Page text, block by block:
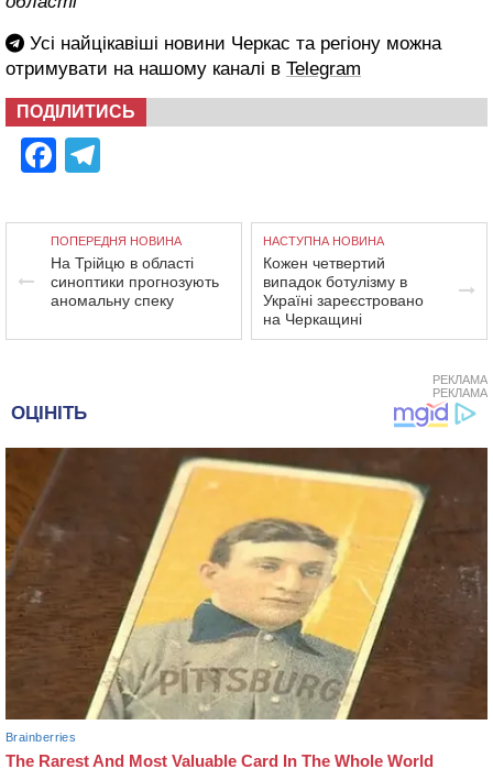
Усі найцікавіші новини Черкас та регіону можна
отримувати на нашому каналі в Telegram
ПОДІЛИТИСЬ
Facebook
ПОПЕРЕДНЯ НОВИНА
На Трійцю в області
синоптики прогнозують
аномальну спеку
НАСТУПНА НОВИНА
Кожен четвертий
випадок ботулізму в
Україні зареєстровано
на Черкащині
РЕКЛАМА
РЕКЛАМА